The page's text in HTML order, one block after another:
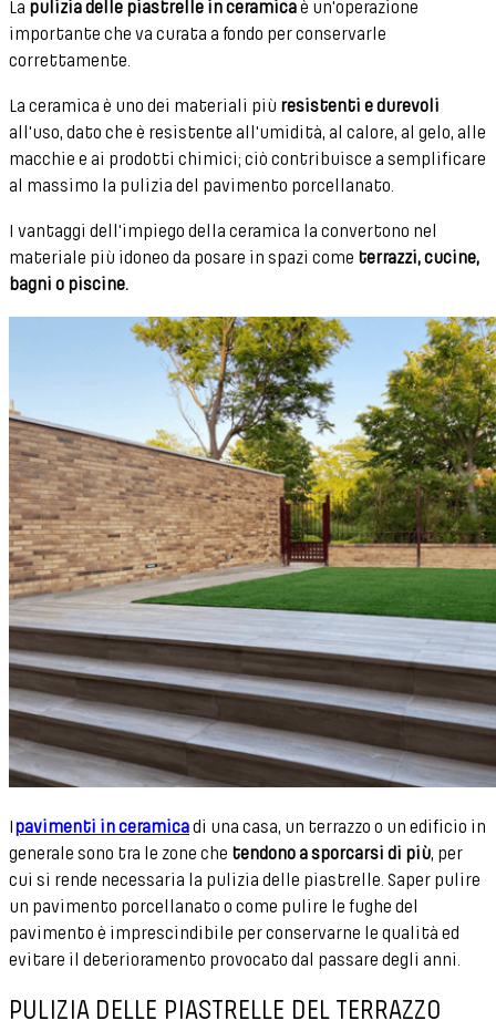
La pulizia delle piastrelle in ceramicaè un'operazione
importante che va curata a fondo per conservarle
correttamente.
La ceramica è uno dei materiali più resistenti e durevoli
all'uso, dato che è resistente all'umidità, al calore, al gelo, alle
macchie e ai prodotti chimici; ciò contribuisce a semplificare
al massimo la pulizia del pavimento porcellanato.
I vantaggi dell'impiego della ceramica la convertono nel
materiale più idoneo da posare in spazi come terrazzi, cucine,
bagni o piscine.
Ipavimenti in ceramicadi una casa, un terrazzo o un edificio in
generale sono tra le zone che tendono a sporcarsi di più, per
cui si rende necessaria la pulizia delle piastrelle. Saper pulire
un pavimento porcellanato o come pulire le fughe del
pavimento è imprescindibile per conservarne le qualità ed
evitare il deterioramento provocato dal passare degli anni.
PULIZIA DELLE PIASTRELLE DEL TERRAZZO